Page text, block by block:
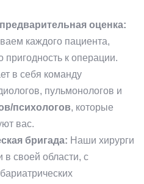
оценка:
каждого пациента,
пригодность к операции.
в себя команду
пульмонологов и
психологов, которые
вас.
бригада: Наши хирурги
в своей области, с